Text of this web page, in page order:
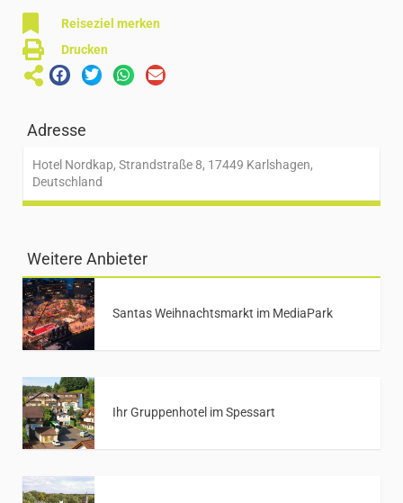
Reiseziel merken
Drucken
Adresse
Hotel Nordkap, Strandstraße 8, 17449 Karlshagen,
Deutschland
Weitere Anbieter
Santas Weihnachtsmarkt im MediaPark
Ihr Gruppenhotel im Spessart